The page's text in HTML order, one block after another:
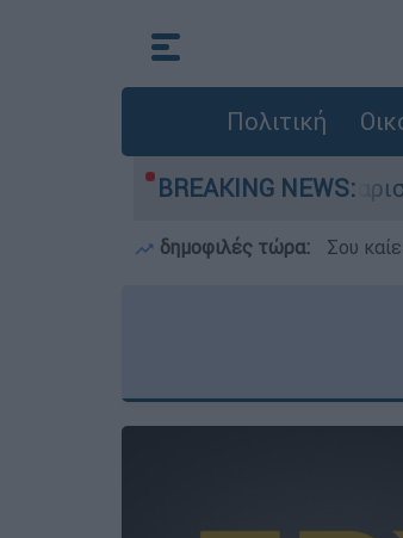
Πολιτική
BREAKING NEWS:
Σοκαριστική
δημοφιλές τώρα: Σου